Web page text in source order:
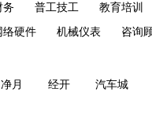
务 普工技工 教育培训
络硬件 机械仪表 咨询
净月 经开 汽车城